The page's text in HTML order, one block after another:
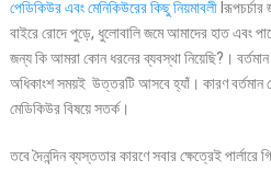
পেডিকিউর এবং মেনিকিউরের কিছু নিয়মাবলীlরূপচর্চার
বাইরে রোদে পুড়ে, ধুলোবালি জমে আমাদের হাত এবং
জন্য কি আমরা কোন ধরনের ব্যবস্থা নিয়েছি?।
অধিকাংশ সময়ই উত্তরটি আসবে হ্যাঁ। কারণ বর্তমান
মেডিকিউর বিষয়ে সতর্ক।
তবে দৈনন্দিন ব্যস্ততার কারণে সবার ক্ষেত্রেই পার্লারে